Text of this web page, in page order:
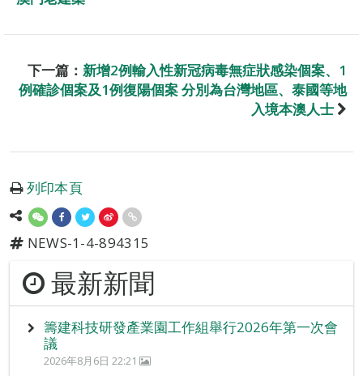
下一篇： 新增2例輸入性新冠病毒無症狀感染個案、1
例確診個案及1例復陽個案 分別為台灣地區、泰國等地
入境本澳人士
列印本頁
NEWS-1-4-894315
最新新聞
籌建科技研發產業園工作組舉行2026年第一次會
議
2026年8月6日 22:21